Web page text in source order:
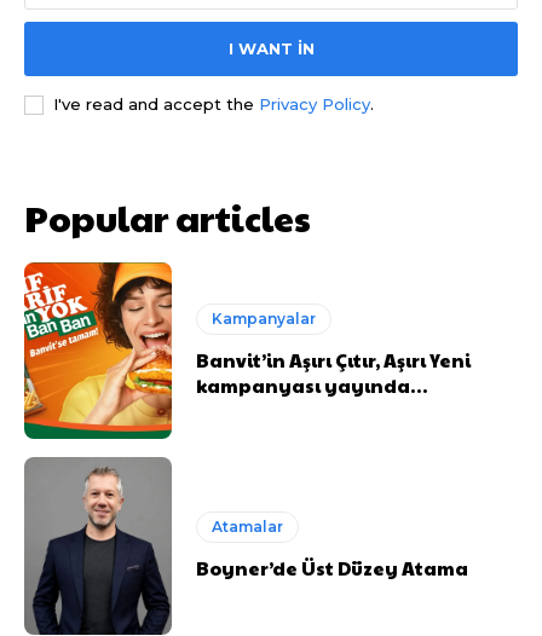
I WANT IN
I've read and accept the Privacy Policy.
Popular articles
Kampanyalar
Banvit’in Aşırı Çıtır, Aşırı Yeni
kampanyası yayında…
Atamalar
Boyner’de Üst Düzey Atama